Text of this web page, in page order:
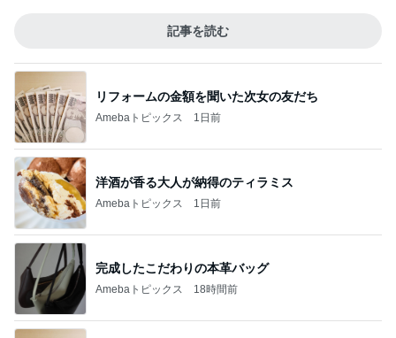
記事を読む
リフォームの金額を聞いた次女の友だち
Amebaトピックス 1日前
洋酒が香る大人が納得のティラミス
Amebaトピックス 1日前
完成したこだわりの本革バッグ
Amebaトピックス 18時間前